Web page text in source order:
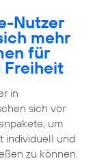
Nutzer
mehr
für
in
sich vor
um
individuell und
zu können.